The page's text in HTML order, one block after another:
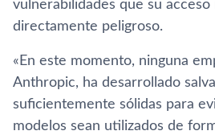
vulnerabilidades que su
directamente peligroso.
«En este momento, ninguna
Anthropic, ha desarrollado
suficientemente sólidas para
modelos sean utilizados de